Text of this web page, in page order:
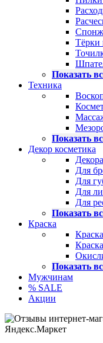
Тёрки
Показать
Техника
Показать
Декор косметика
Для
Для
Для
Для
Показать
Краска
Показать
Мужчинам
% SALE
Акции